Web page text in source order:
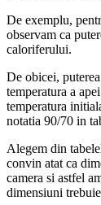
De exemplu,
observam ca
caloriferului.
De obicei,
temperatura a
temperatura
notatia 90/70 in
Alegem din
convin atat ca
camera si astfel
dimensiuni